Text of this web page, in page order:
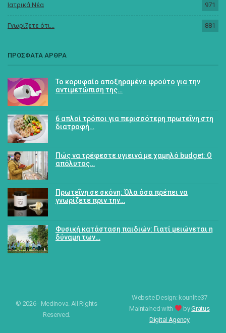
Ιατρικά Νέα 971
Γνωρίζετε ότι... 881
ΠΡΟΣΦΑΤΑ ΑΡΘΡΑ
Το κορυφαίο αποξηραμένο φρούτο για την
αντιμετώπιση της…
6 απλοί τρόποι για περισσότερη πρωτεΐνη στη
διατροφή…
Πώς να τρέφεστε υγιεινά με χαμηλό budget: Ο
απόλυτος…
Πρωτεΐνη σε σκόνη: Όλα όσα πρέπει να
γνωρίζετε πριν την…
Φυσική κατάσταση παιδιών: Γιατί μειώνεται η
δύναμη των…
© 2026 - Medinova. All Rights
Reserved.
Website Design: kounlite37
Maintained with
byGratus
Digital Agency